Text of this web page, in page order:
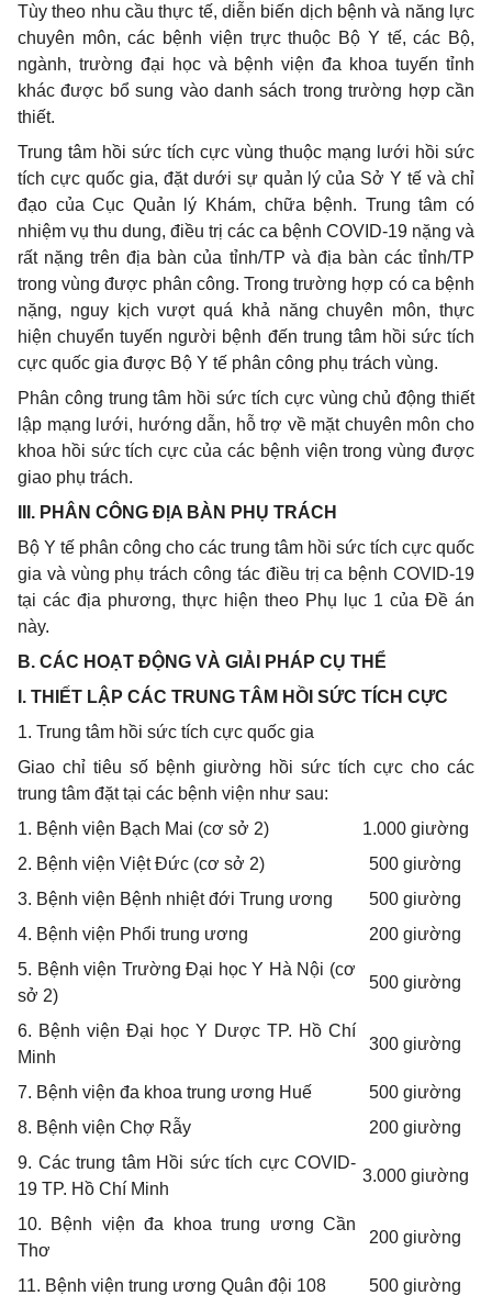
Tùy theo nhu cầu thực tế, diễn biến dịch bệnh và năng lực
chuyên môn, các bệnh viện trực thuộc Bộ Y tế, các Bộ,
ngành, trường đại học và bệnh viện đa khoa tuyến tỉnh
khác được bổ sung vào danh sách trong trường hợp cần
thiết.
Trung tâm hồi sức tích cực vùng thuộc mạng lưới hồi sức
tích cực quốc gia, đặt dưới sự quản lý của Sở Y tế và chỉ
đạo của Cục Quản lý Khám, chữa bệnh. Trung tâm có
nhiệm vụ thu dung, điều trị các ca bệnh COVID-19 nặng và
rất nặng trên địa bàn của tỉnh/TP và địa bàn các tỉnh/TP
trong vùng được phân công. Trong trường hợp có ca bệnh
nặng, nguy kịch vượt quá khả năng chuyên môn, thực
hiện chuyển tuyến người bệnh đến trung tâm hồi sức tích
cực quốc gia được Bộ Y tế phân công phụ trách vùng.
Phân công trung tâm hồi sức tích cực vùng chủ động thiết
lập mạng lưới, hướng dẫn, hỗ trợ về mặt chuyên môn cho
khoa hồi sức tích cực của các bệnh viện trong vùng được
giao phụ trách.
II. PHÂN CÔNG ĐỊA BÀN PHỤ TRÁCH
Bộ Y tế phân công cho các trung tâm hồi sức tích cực quốc
gia và vùng phụ trách công tác điều trị ca bệnh COVID-19
tại các địa phương, thực hiện theo Phụ lục 1 của Đề án
này.
B. CÁC HOẠT ĐỘNG VÀ GIẢI PHÁP CỤ THỂ
. THIẾT LẬP CÁC TRUNG TÂM HỒI SỨC TÍCH CỰC
1. Trung tâm hồi sức tích cực quốc gia
Giao chỉ tiêu số bệnh giường hồi sức tích cực cho các
trung tâm đặt tại các bệnh viện như sau:
1. Bệnh viện Bạch Mai (cơ sở 2)
1.000 giường
2. Bệnh viện Việt Đức (cơ sở 2)
500 giường
3. Bệnh viện Bệnh nhiệt đới Trung ương
500 giường
4. Bệnh viện Phổi trung ương
200 giường
5. Bệnh viện Trường Đại học Y Hà Nội (cơ
sở 2)
500 giường
6. Bệnh viện Đại học Y Dược TP. Hồ Chí
Minh
300 giường
7. Bệnh viện đa khoa trung ương Huế
500 giường
8. Bệnh viện Chợ Rẫy
200 giường
9. Các trung tâm Hồi sức tích cực COVID-
19 TP. Hồ Chí Minh
3.000 giường
10. Bệnh viện đa khoa trung ương Cần
Thơ
200 giường
11. Bệnh viện trung ương Quân đội 108
500 giường